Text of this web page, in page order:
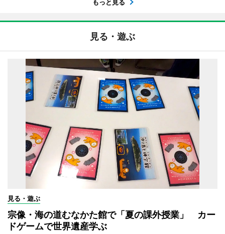
もっと見る
見る・遊ぶ
見る・遊ぶ
宗像・海の道むなかた館で「夏の課外授業」 カー
ドゲームで世界遺産学ぶ